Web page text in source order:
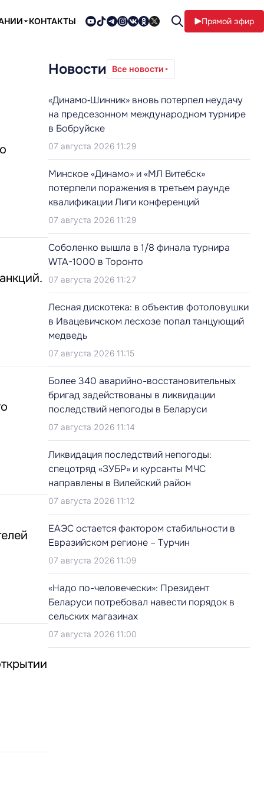
КОНТАКТЫ Прямой эфир
Новости Все новости
«Динамо‑Шинник» вновь потерпел неудачу
на предсезонном международном турнире
в Бобруйске
07 августа 2026 11:29
Минское «Динамо» и «МЛ Витебск»
потерпели поражения в третьем раунде
квалификации Лиги конференций
07 августа 2026 11:29
Соболенко вышла в 1/8 финала турнира
WTA-1000 в Торонто
07 августа 2026 11:27
Лесная дискотека: в объектив фотоловушки
в Ивацевичском лесхозе попал танцующий
медведь
07 августа 2026 11:15
Более 340 аварийно-восстановительных
бригад задействованы в ликвидации
последствий непогоды в Беларуси
07 августа 2026 11:14
Ликвидация последствий непогоды:
спецотряд «ЗУБР» и курсанты МЧС
направлены в Вилейский район
07 августа 2026 11:12
ЕАЭС остается фактором стабильности в
Евразийском регионе – Турчин
07 августа 2026 11:09
«Надо по-человечески»: Президент
Беларуси потребовал навести порядок в
сельских магазинах
07 августа 2026 11:00